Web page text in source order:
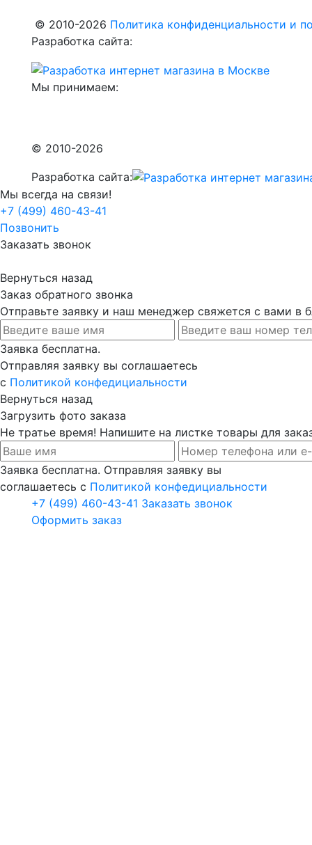
© 2010-2026 Политика конфиденциальности и
Разработка сайта:
Мы принимаем:
© 2010-2026
Разработка сайта:
Мы всегда на связи!
+7 (499) 460-43-41
Позвонить
Заказать звонок
Вернуться назад
Заказ обратного звонка
Отправьте заявку и наш менеджер свяжется с вами в
Заявка бесплатна.
Отправляя заявку вы соглашаетесь
с Политикой конфедициальности
Вернуться назад
Загрузить фото заказа
Не тратье время! Напишите на листке товары для
Заявка бесплатна. Отправляя заявку вы
соглашаетесь с Политикой конфедициальности
+7 (499) 460-43-41 Заказать звонок
Оформить заказ